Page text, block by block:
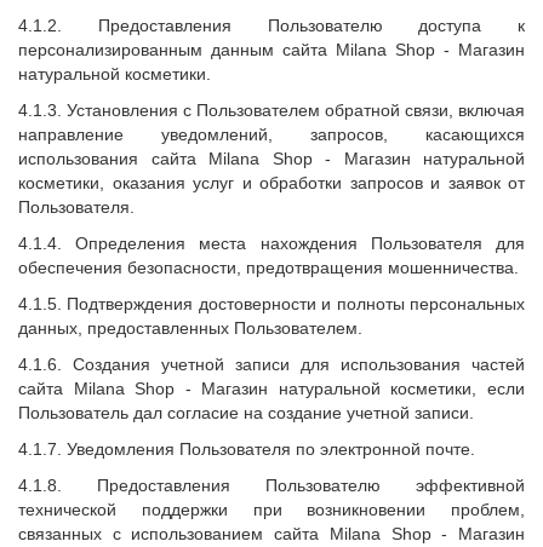
4.1.2. Предоставления Пользователю доступа к
персонализированным данным сайта Milana Shop - Магазин
натуральной косметики.
4.1.3. Установления с Пользователем обратной связи, включая
направление уведомлений, запросов, касающихся
использования сайта Milana Shop- Магазин натуральной
косметики, оказания услуг и обработки запросов и заявок от
Пользователя.
4.1.4. Определения места нахождения Пользователя для
обеспечения безопасности, предотвращения мошенничества.
4.1.5. Подтверждения достоверности и полноты персональных
данных, предоставленных Пользователем.
4.1.6. Создания учетной записи для использования частей
сайта Milana Shop - Магазин натуральной косметики, если
Пользователь дал согласие на создание учетной записи.
4.1.7. Уведомления Пользователя по электронной почте.
4.1.8. Предоставления Пользователю эффективной
технической поддержки при возникновении проблем,
связанных с использованием сайта Milana Shop- Магазин